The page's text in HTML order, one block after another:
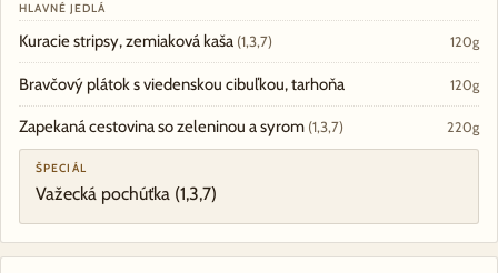
HLAVNÉ JEDLÁ
Kuracie stripsy, zemiaková kaša (1,3,7) 120g
Bravčový plátok s viedenskou cibuľkou, tarhoňa 120g
Zapekaná cestovina so zeleninou a syrom (1,3,7) 220g
ŠPECIÁL
Važecká pochúťka (1,3,7)